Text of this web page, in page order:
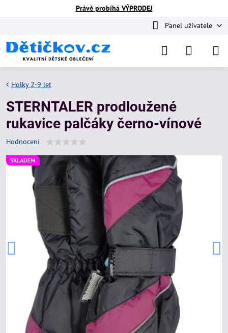
Právě probíhá VÝPRODEJ
Panel uživatele
SKLADEM
Holky 2-9 let
STERNTALER prodloužené
rukavice palčáky černo-vínové
Hodnocení